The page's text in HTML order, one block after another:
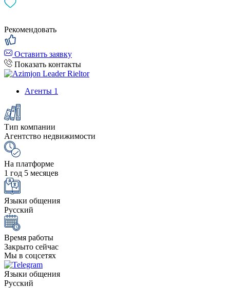
Рекомендовать
Оставить заявку
Показать контакты
Агенты 1
Тип компании
Агентство недвижимости
На платформе
1 год 5 месяцев
Языки общения
Русский
Время работы
Закрыто сейчас
Мы в соцсетях
Языки общения
Русский